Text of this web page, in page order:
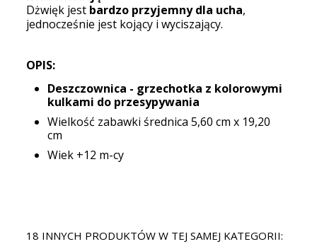
Dżwięk jest bardzo przyjemny dla ucha,
jednocześnie jest kojący i wyciszający.
OPIS:
Deszczownica - grzechotka z kolorowymi
kulkami do przesypywania
Wielkość zabawki średnica 5,60 cm x 19,20
cm
Wiek +12 m-cy
18 INNYCH PRODUKTÓW W TEJ SAMEJ KATEGORII: